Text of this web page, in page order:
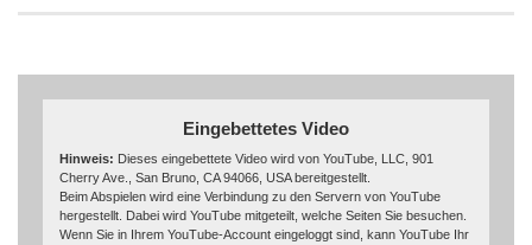
Eingebettetes Video
Hinweis: Dieses eingebettete Video wird von YouTube, LLC, 901
Cherry Ave., San Bruno, CA 94066, USA bereitgestellt.
Beim Abspielen wird eine Verbindung zu den Servern von YouTube
hergestellt. Dabei wird YouTube mitgeteilt, welche Seiten Sie besuchen.
Wenn Sie in Ihrem YouTube-Account eingeloggt sind, kann YouTube Ihr